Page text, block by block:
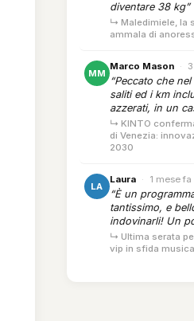
diventare 38 kg”
↳ Maledimiele, la
ammala di
MM
Marco Mason ·
“Peccato che
saliti ed i km
azzerati, in un
↳ KINTO
di Venezia:
2030
LA
Laura · 1 mese fa
“È un
tantissimo, e
indovinarli! Un
↳ Ultima serata
vip in sfida